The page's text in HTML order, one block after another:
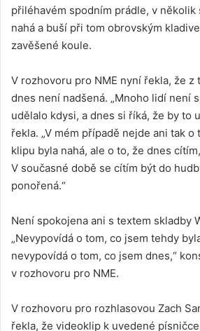
přiléhavém spodním prádle, v několik
nahá a buší při tom obrovským
zavěšené koule.
V rozhovoru pro NME nyní řekla, že z
dnes není nadšená. „Mnoho lidí není
udělalo kdysi, a dnes si říká, že by to
řekla. „V mém případě nejde ani tak o
klipu byla nahá, ale o to, že dnes
V současné době se cítím být do
ponořená.“
Není spokojena ani s textem skladby
„Nevypovídá o tom, co jsem tehdy
nevypovídá o tom, co jsem dnes,“
v rozhovoru pro NME.
V rozhovoru pro rozhlasovou Zach
řekla, že videoklip k uvedené